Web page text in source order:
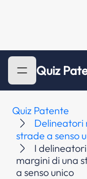
Quiz
Quiz Patente
Delineatori
strade a senso
I
margini di una
a senso unico